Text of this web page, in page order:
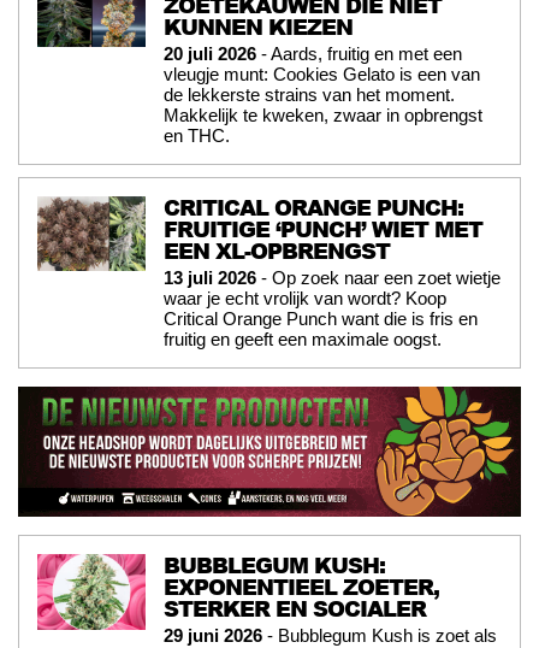
KUNNEN KIEZEN
20 juli 2026 - Aards, fruitig en met een
vleugje munt: Cookies Gelato is een van
de lekkerste strains van het moment.
Makkelijk te kweken, zwaar in opbrengst
en THC.
CRITICAL ORANGE PUNCH:
FRUITIGE ‘PUNCH’ WIET MET
EEN XL-OPBRENGST
13 juli 2026 - Op zoek naar een zoet wietje
waar je echt vrolijk van wordt? Koop
Critical Orange Punch want die is fris en
fruitig en geeft een maximale oogst.
BUBBLEGUM KUSH:
EXPONENTIEEL ZOETER,
STERKER EN SOCIALER
29 juni 2026 - Bubblegum Kush is zoet als